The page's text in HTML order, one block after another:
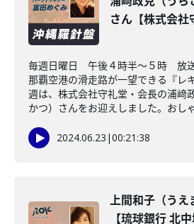
さん【株式会社
毎週日曜日 午後４時半～５時 放
那覇空港の滑走路が一望できる『レ
週は、株式会社守礼堂・会長の浦﨑
かつ）さんをお迎えしました。おし
2024.06.23 |00:21:38
上間和子（うえ
【琉球銀行 北